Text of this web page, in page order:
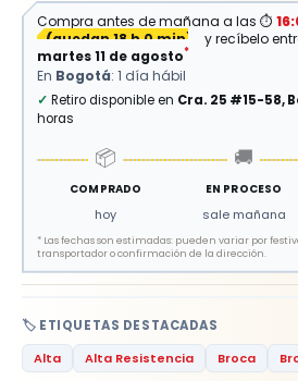
🏷️ ETIQUETAS DESTACADAS
Alta
Alta Resistencia Broca
Compra antes de mañana a las ⏱
(quedan 18 h 0 min) y recíbelo
martes 11 de agosto*
En Bogotá: 1 día hábil
✓ Retiro disponible en Cra. 25 #15-58,
horas
📦
COMPRADO
hoy
🚚
EN PROCESO
sale mañana
* Las fechas son estimadas: pueden variar por
transportador o confirmación de la dirección.